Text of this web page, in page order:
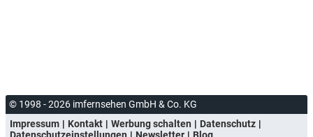
© 1998 - 2026 imfernsehen GmbH & Co. KG
Impressum
Kontakt Werbung schalten
Datenschutz